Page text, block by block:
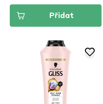
Přidat